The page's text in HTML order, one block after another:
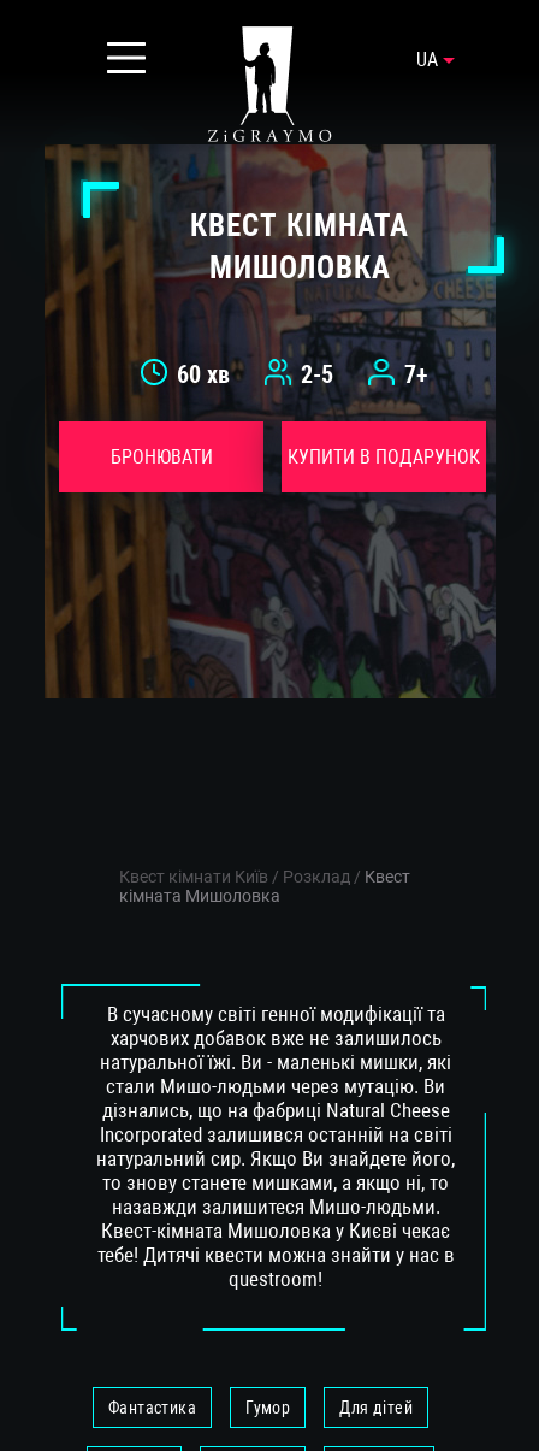
UA
КВЕСТ КІМНАТА
МИШОЛОВКА
60 хв 2-5 7+
БРОНЮВАТИ КУПИТИ В ПОДАРУНОК
Квест кімнати Київ / Розклад / Квест
кімната Мишоловка
В сучасному світі генної модифікації та
харчових добавок вже не залишилось
натуральної їжі. Ви - маленькі мишки, які
стали Мишо-людьми через мутацію. Ви
дізнались, що на фабриці Natural Cheese
Incorporated залишився останній на світі
натуральний сир. Якщо Ви знайдете його,
то знову станете мишками, а якщо ні, то
назавжди залишитеся Мишо-людьми.
Квест-кімната Мишоловка у Києві чекає
тебе! Дитячі квести можна знайти у нас в
questroom!
Фантастика Гумор Для дітей